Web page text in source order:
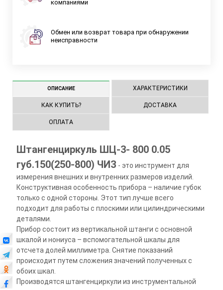
компаниями
Обмен или возврат товара при обнаружении
неисправности
ОПИСАНИЕ ХАРАКТЕРИСТИКИ
КАК КУПИТЬ? ДОСТАВКА
ОПЛАТА
Штангенциркуль ШЦ-3- 800 0.05
губ.150(250-800) ЧИЗ - это инструмент для
измерения внешних и внутренних размеров изделий.
Конструктивная особенность прибора – наличие губок
только с одной стороны. Этот тип лучше всего
подходит для работы с плоскими или цилиндрическими
деталями.
Прибор состоит из вертикальной штанги с основной
шкалой и нониуса – вспомогательной шкалы для
отсчета долей миллиметра. Снятие показаний
происходит путем сложения значений полученных с
обоих шкал.
Производятся штангенциркули из инструментальной